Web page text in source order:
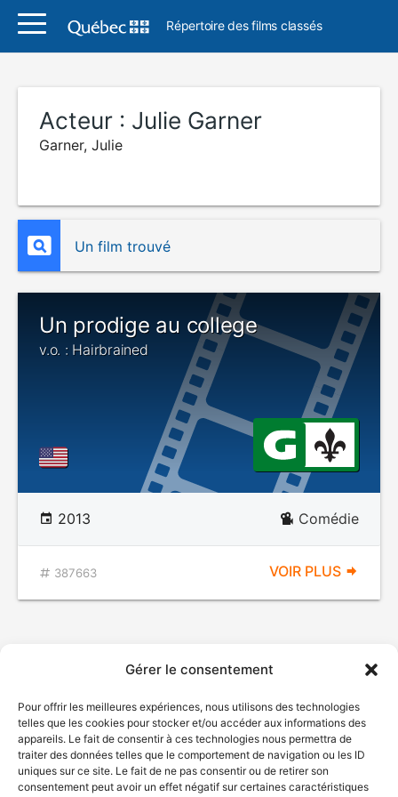
Gérer le consentement
Pour offrir les meilleures expériences, nous utilisons des technologies
telles que les cookies pour stocker et/ou accéder aux informations des
appareils. Le fait de consentir à ces technologies nous permettra de
traiter des données telles que le comportement de navigation ou les ID
uniques sur ce site. Le fait de ne pas consentir ou de retirer son
consentement peut avoir un effet négatif sur certaines caractéristiques
Répertoire des films classés
Acteur : Julie Garner
Garner, Julie
Un film trouvé
Un prodige au college
v.o. : Hairbrained
2013 Comédie
387663 VOIR PLUS